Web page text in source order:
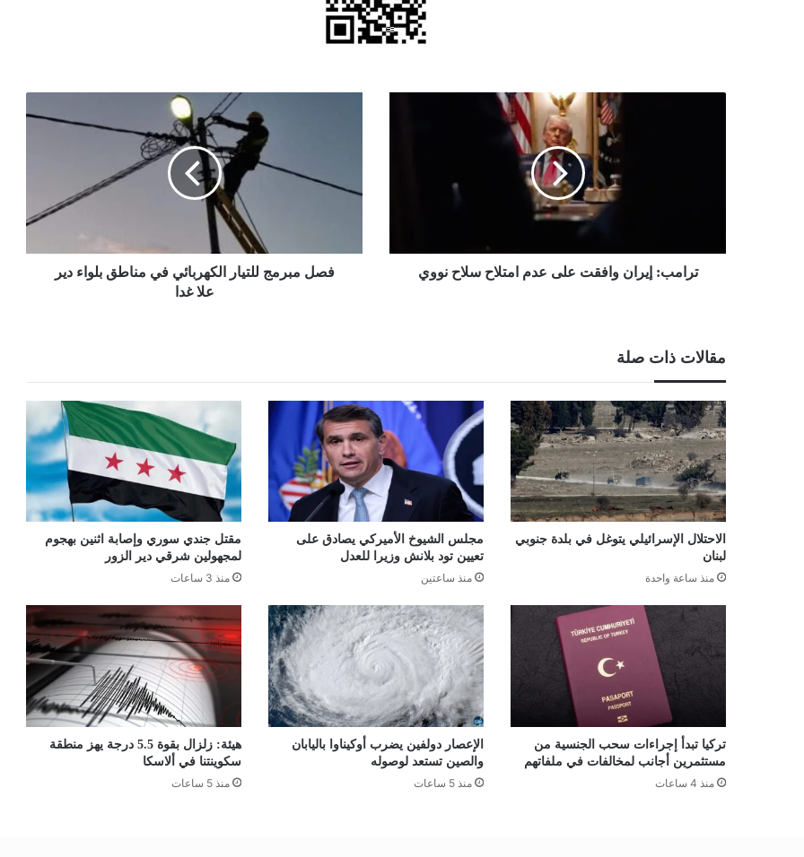
ترامب: إيران وافقت على عدم امتلاح سلاح نووي
مناطق
علا
فصل مبرمج للتيار الكهربائي في مناطق بلواء دير
علا غدا
مقالات ذات صلة
الاحتلال الإسرائيلي يتوغل في بلدة جنوبي
لبنان
منذ ساعة واحدة
مجلس الشيوخ الأميركي يصادق على
تعيين تود بلانش وزيرا للعدل
منذ ساعتين
مقتل جندي سوري وإصابة اثنين بهجوم
لمجهولين شرقي دير الزور
منذ 3 ساعات
تركيا تبدأ إجراءات سحب الجنسية من
مستثمرين أجانب لمخالفات في ملفاتهم
منذ 4 ساعات
الإعصار دولفين يضرب أوكيناوا باليابان
والصين تستعد لوصوله
منذ 5 ساعات
هيئة: زلزال بقوة 5.5 درجة يهز منطقة
سكوينتنا في ألاسكا
منذ 5 ساعات